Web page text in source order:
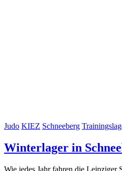
Judo KIEZ Schneeberg
Winterlager in